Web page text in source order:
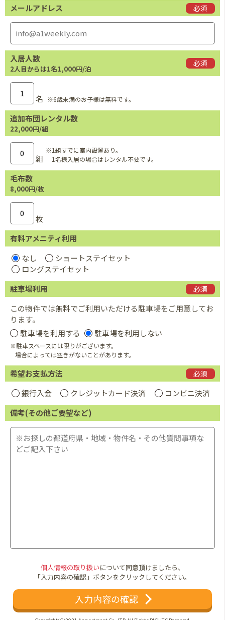
メールアドレス 必須
入居人数
2人目からは1名1,000円/泊
必須
名 ※6歳未満のお子様は無料です。
追加布団レンタル数
22,000円/組
組
※1組すでに室内設置あり。
1名様入居の場合はレンタル不要です。
毛布数
8,000円/枚
枚
有料アメニティ利用
なし
ショートステイセット
ロングステイセット
駐車場利用
必須
この物件では無料でご利用いただける駐車場をご用意してお
ります。
駐車場を利用する
駐車場を利用しない
※駐車スペースには限りがございます。
場合によっては空きがないことがあります。
希望お支払方法 必須
銀行入金 クレジットカード決済
コンビニ決済
備考(その他ご要望など)
個人情報の取り扱いについて同意頂けましたら、
「入力内容の確認」ボタンをクリックしてください。
入力内容の確認